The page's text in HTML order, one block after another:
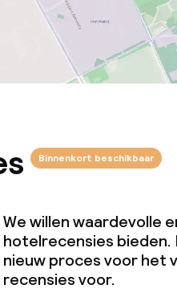
Binnenkort beschikbaar
We willen waardevolle
hotelrecensies bieden.
nieuw proces voor het
recensies voor.